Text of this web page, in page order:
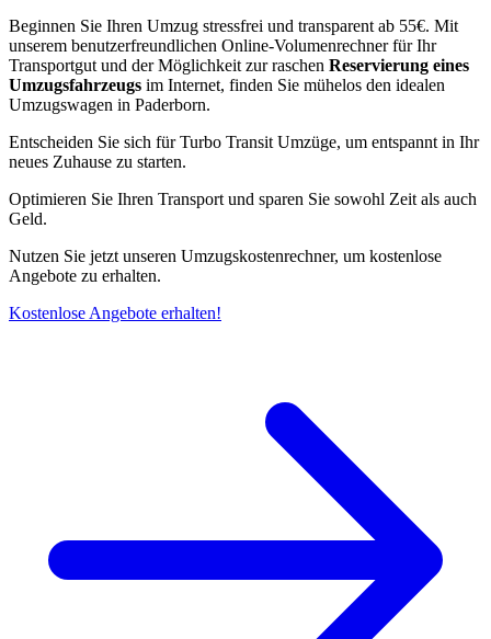
Beginnen Sie Ihren Umzug stressfrei und transparent ab 55€. Mit
unserem benutzerfreundlichen Online-Volumenrechner für Ihr
Transportgut und der Möglichkeit zur raschen Reservierung eines
Umzugsfahrzeugs im Internet, finden Sie mühelos den idealen
Umzugswagen in Paderborn.
Entscheiden Sie sich für Turbo Transit Umzüge, um entspannt in Ihr
neues Zuhause zu starten.
Optimieren Sie Ihren Transport und sparen Sie sowohl Zeit als auch
Geld.
Nutzen Sie jetzt unseren Umzugskostenrechner, um kostenlose
Angebote zu erhalten.
Kostenlose Angebote erhalten!